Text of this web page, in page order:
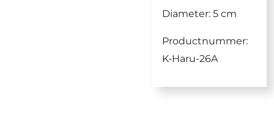
Diameter: 5 cm
Productnummer:
K-Haru-26A